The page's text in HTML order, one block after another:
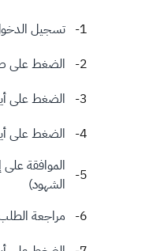
تسجيل
الضغط على
الضغط على
الضغط على
الموافقة على
الشهود)
مراجعة